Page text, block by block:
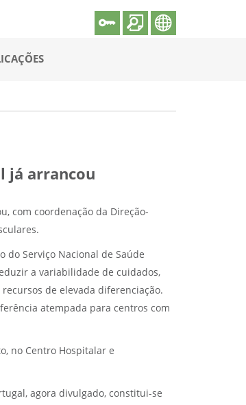
já arrancou
com coordenação da Direção-
do Serviço Nacional de Saúde
a variabilidade de cuidados,
de elevada diferenciação.
atempada para centros com
no Centro Hospitalar e
agora divulgado, constitui-se